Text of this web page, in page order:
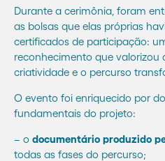
Durante a cerimônia, foram
as bolsas que elas próprias
certificados de participação:
reconhecimento que valorizou
criatividade e o percurso
O evento foi enriquecido por
fundamentais do projeto:
– o documentário produzido
todas as fases do percurso;